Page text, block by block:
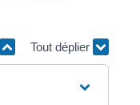
Tout déplier